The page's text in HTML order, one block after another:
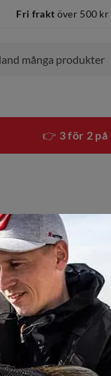
Fri frakt över 500 kr
👉 3 för 2 på